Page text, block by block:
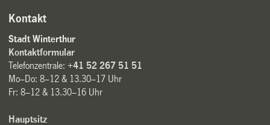
Kontakt
Stadt Winterthur
Kontaktformular
Telefonzentrale:+41 52 267 51 51
Mo–Do: 8–12 & 13.30–17 Uhr
Fr: 8–12 & 13.30–16 Uhr
Hauptsitz